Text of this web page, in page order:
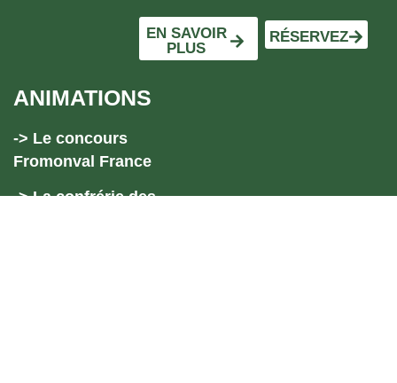
EN SAVOIR
PLUS
RÉSERVEZ
ANIMATIONS
-> Le concours
Fromonval France
-> La confrérie des